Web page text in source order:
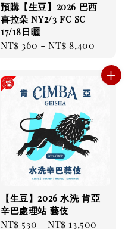
預購【生豆】2026 巴西
喜拉朵 NY2/3 FC SC
17/18日曬
Regular
NT$ 360 -NT$ 8,400
【生豆】2026 水洗 肯亞
辛巴處理站 藝伎
Regular
NT$ 530 -NT$ 13,500